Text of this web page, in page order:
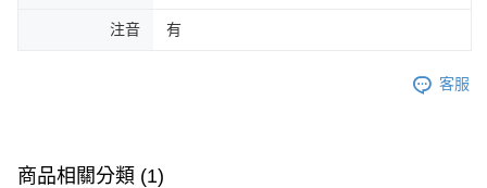
注音 有
客服
商品相關分類 (1)